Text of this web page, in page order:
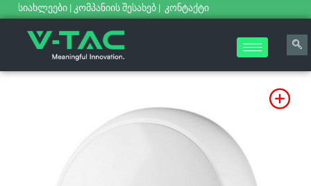
სიახლეები | კომპანიის შესახებ | კონტაქტი